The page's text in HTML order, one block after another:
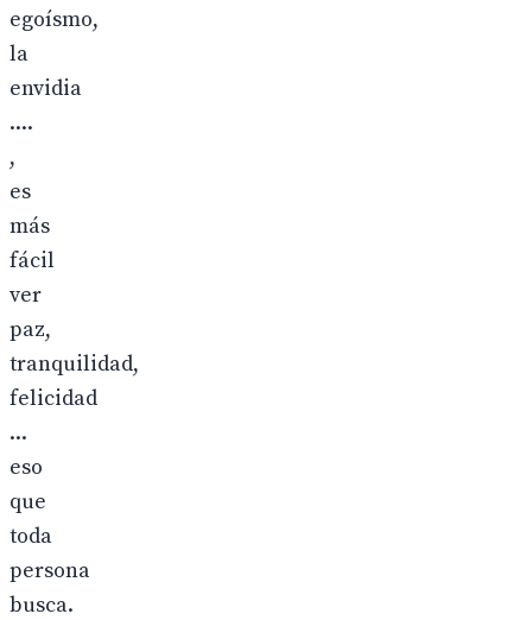
egoísmo,
la
envidia
....
,
es
más
fácil
ver
paz,
tranquilidad,
felicidad
...
eso
que
toda
persona
busca.